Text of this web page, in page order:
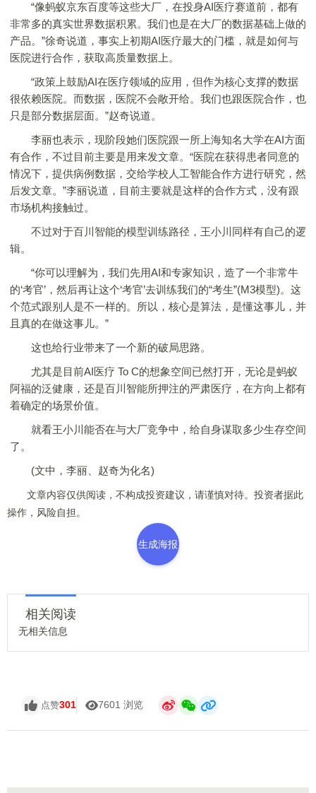
“像蚂蚁京东百度等这些大厂，在投身AI医疗赛道前，都有
非常多的真实世界数据积累。我们也是在大厂的数据基础上做的
产品。”徐奇说道，事实上初期AI医疗最大的门槛，就是如何与
医院进行合作，获取高质量数据上。
“政策上鼓励AI在医疗领域的应用，但作为核心支撑的数据
很依赖医院。而数据，医院不会敞开给。我们也跟医院合作，也
只是部分数据层面。”赵奇说道。
李丽也表示，现阶段她们医院跟一所上海知名大学在AI方面
有合作，不过目前主要是用来发文章。“医院在获得患者同意的
情况下，提供病例数据，交给学校人工智能合作方进行研究，然
后发文章。”李丽说道，目前主要就是这样的合作方式，没有跟
市场机构接触过。
不过对于百川智能的模型训练路径，王小川同样有自己的逻
辑。
“你可以理解为，我们先用AI和专家知识，造了一个非常牛
的‘考官’，然后再让这个‘考官’去训练我们的“考生”(M3模型)。这
个范式跟别人是不一样的。所以，核心是算法，是懂这事儿，并
且真的在做这事儿。”
这也给行业带来了一个新的破局思路。
尤其是目前AI医疗 To C的想象空间已然打开，无论是蚂蚁
阿福的泛健康，还是百川智能所押注的严肃医疗，在方向上都有
着确定的场景价值。
就看王小川能否在与大厂竞争中，给自身谋取多少生存空间
了。
(文中，李丽、赵奇为化名)
文章内容仅供阅读，不构成投资建议，请谨慎对待。投资者据此
操作，风险自担。
生成海报
相关阅读
无相关信息
点赞301 7601 浏览